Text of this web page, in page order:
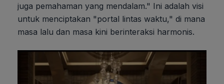
juga pemahaman yang mendalam." Ini adalah visi
untuk menciptakan "portal lintas waktu," di mana
masa lalu dan masa kini berinteraksi harmonis.